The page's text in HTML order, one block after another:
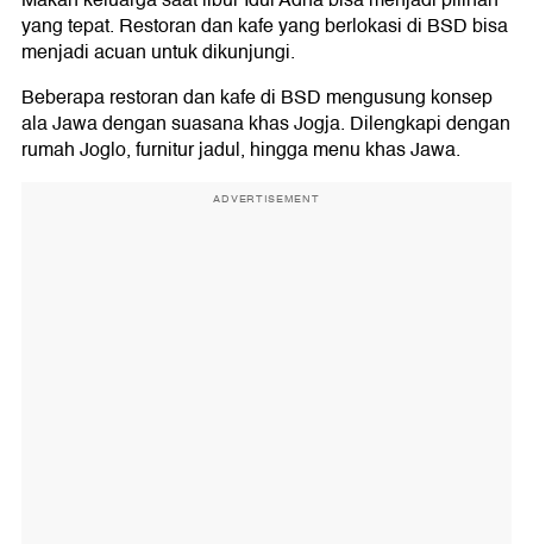
yang tepat. Restoran dan kafe yang berlokasi di BSD bisa
menjadi acuan untuk dikunjungi.
Beberapa restoran dan kafe di BSD mengusung konsep
ala Jawa dengan suasana khas Jogja. Dilengkapi dengan
rumah Joglo, furnitur jadul, hingga menu khas Jawa.
ADVERTISEMENT